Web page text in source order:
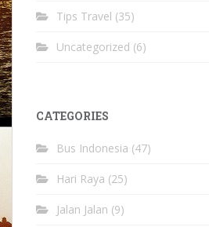
Tips Travel (35)
Uncategorized (6)
CATEGORIES
Bus Indonesia (47)
Hari Raya (25)
Jalan Jalan (9)